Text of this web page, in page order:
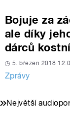
Bojuje za
ale díky
dárců
5. březen 2018
Zprávy
Největší